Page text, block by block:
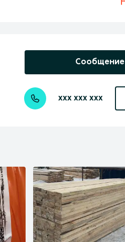
Сообщение
xxx xxx xxx